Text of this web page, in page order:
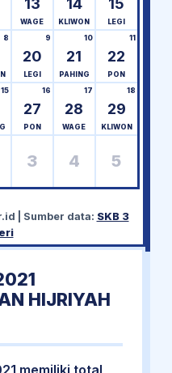
WAGE KLIWON LEGI
8
20
9
LEGI
21
10
PAHING
22
11
PON
15
27
16
PON
28
17
WAGE
29
18
KLIWON
3 4 5
| Sumber data: SKB 3
HIJRIYAH
memiliki total